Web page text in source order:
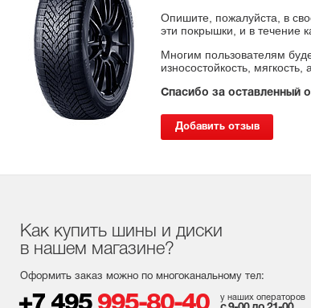
Опишите, пожалуйста, в
эти покрышки, и в течение
Многим пользователям
износостойкость,
Спасибо за оставленный
Добавить отзыв
Как купить шины и диски
в нашем магазине?
Оформить заказ можно по многоканальному тел:
у наших операторов